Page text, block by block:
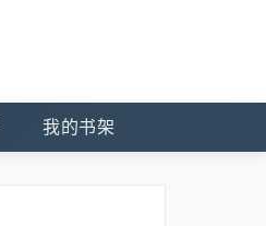
我的书架